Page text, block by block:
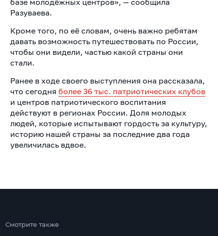
базе молодёжных центров», — сообщила
Разуваева.
Кроме того, по её словам, очень важно ребятам
давать возможность путешествовать по России,
чтобы они видели, частью какой страны они
стали.
Ранее в ходе своего выступления она рассказала,
что сегодня более 36 тыс. патриотических клубов
и центров патриотического воспитания
действуют в регионах России. Доля молодых
людей, которые испытывают гордость за культуру,
историю нашей страны за последние два года
увеличилась вдвое.
Смотрите также